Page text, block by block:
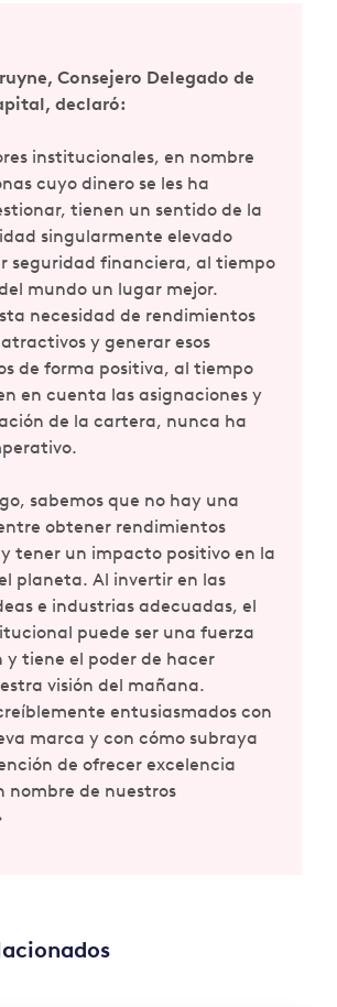
Consejero Delegado de
declaró:
institucionales, en nombre
cuyo dinero se les ha
tienen un sentido de la
singularmente elevado
seguridad financiera, al tiempo
mundo un lugar mejor.
necesidad de rendimientos
y generar esos
de forma positiva, al tiempo
en cuenta las asignaciones y
de la cartera, nunca ha
sabemos que no hay una
obtener rendimientos
tener un impacto positivo en la
planeta. Al invertir en las
e industrias adecuadas, el
puede ser una fuerza
y tiene el poder de hacer
visión del mañana.
entusiasmados con
marca y con cómo subraya
de ofrecer excelencia
nombre de nuestros